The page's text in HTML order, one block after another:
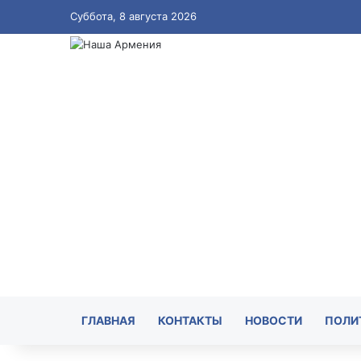
Суббота, 8 августа 2026
ГЛАВНАЯ КОНТАКТЫ НОВОСТИ